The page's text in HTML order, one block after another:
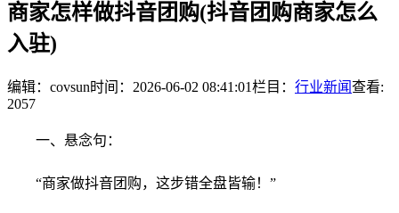
商家怎样做抖音团购(抖音团购商家怎么
入驻)
编辑：covsun时间：2026-06-02 08:41:01栏目： 行业新闻查看:
2057
一、悬念句：
“商家做抖音团购，这步错全盘皆输！”